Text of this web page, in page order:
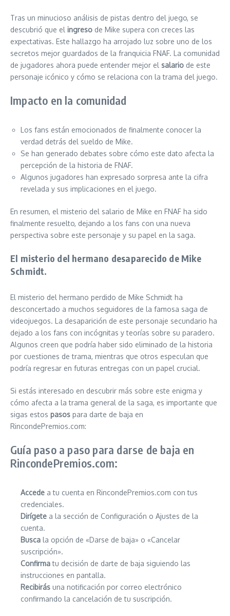
Tras un minucioso análisis de pistas dentro del juego, se
descubrió que el ingreso de Mike supera con creces las
expectativas. Este hallazgo ha arrojado luz sobre uno de los
secretos mejor guardados de la franquicia FNAF. La comunidad
de jugadores ahora puede entender mejor el salario de este
personaje icónico y cómo se relaciona con la trama del juego.
Impacto en la comunidad
Los fans están emocionados de finalmente conocer la
verdad detrás del sueldo de Mike.
Se han generado debates sobre cómo este dato afecta la
percepción de la historia de FNAF.
Algunos jugadores han expresado sorpresa ante la cifra
revelada y sus implicaciones en el juego.
En resumen, el misterio del salario de Mike en FNAF ha sido
finalmente resuelto, dejando a los fans con una nueva
perspectiva sobre este personaje y su papel en la saga.
El misterio del hermano desaparecido de Mike
Schmidt.
El misterio del hermano perdido de Mike Schmidt ha
desconcertado a muchos seguidores de la famosa saga de
videojuegos. La desaparición de este personaje secundario ha
dejado a los fans con incógnitas y teorías sobre su paradero.
Algunos creen que podría haber sido eliminado de la historia
por cuestiones de trama, mientras que otros especulan que
podría regresar en futuras entregas con un papel crucial.
Si estás interesado en descubrir más sobre este enigma y
cómo afecta a la trama general de la saga, es importante que
sigas estos pasos para darte de baja en
RincondePremios.com:
Guía paso a paso para darse de baja en
RincondePremios.com:
Accede a tu cuenta en RincondePremios.com con tus
credenciales.
Dirígete a la sección de Configuración o Ajustes de la
cuenta.
Busca la opción de «Darse de baja» o «Cancelar
suscripción».
Confirmatu decisión de darte de baja siguiendo las
instrucciones en pantalla.
Recibirás una notificación por correo electrónico
confirmando la cancelación de tu suscripción.